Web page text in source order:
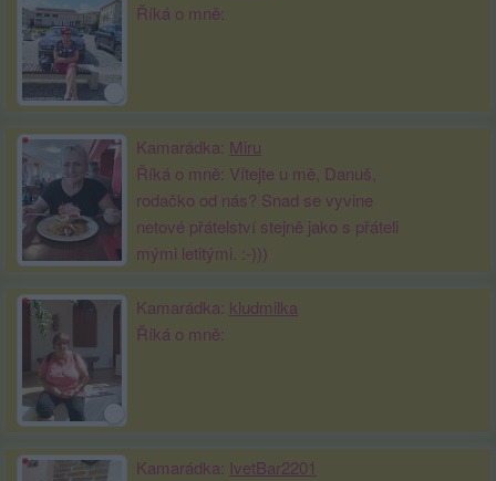
Říká o mně:
Kamarádka: Miru
Říká o mně: Vítejte u mě, Danuš,
rodačko od nás? Snad se vyvine
netové přátelství stejně jako s přáteli
mými letitými. :-)))
Kamarádka: kludmilka
Říká o mně:
Kamarádka: IvetBar2201